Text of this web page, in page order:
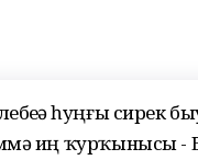
һуңғы сирек
иң ҡурҡынысы -